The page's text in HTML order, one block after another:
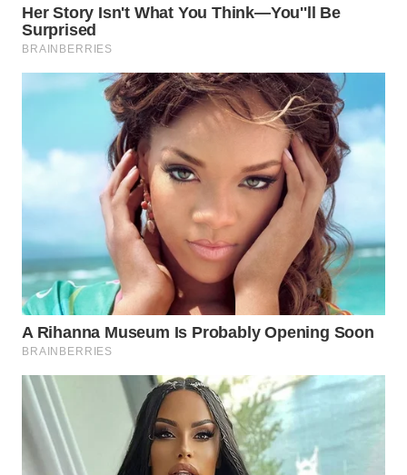
WAHANA
LISTRIK
WAHANA
WAHANA
WAHANANEWS
WAHANANEWS
CO ID
WAHANANEWS
NET
WAHANA
SPORT